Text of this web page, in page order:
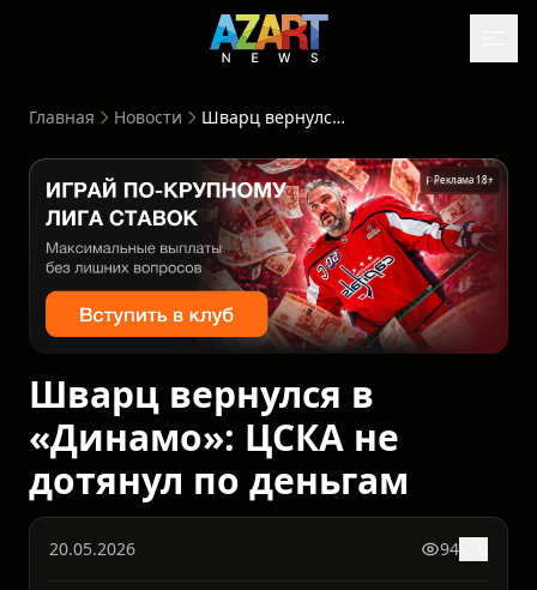
Главная Новости Шварц вернулся в «Динамо»: ЦСКА не дотянул по деньгам
Реклама 18+
Шварц вернулся в
«Динамо»: ЦСКА не
дотянул по деньгам
20.05.2026 94